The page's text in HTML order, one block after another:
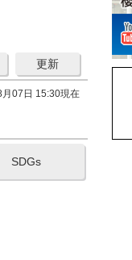
更新
07日 15:30現在
SDGs